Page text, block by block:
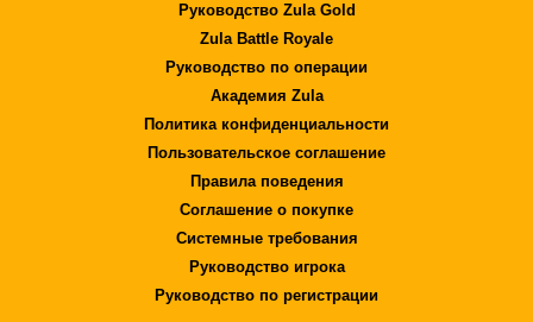
Руководство Zula Gold
Zula Battle Royale
Руководство по операции
Академия Zula
Политика конфиденциальности
Пользовательское соглашение
Правила поведения
Соглашение о покупке
Системные требования
Руководство игрока
Руководство по регистрации